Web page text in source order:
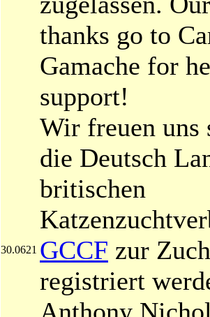
thanks go to
Gamache for
support!
30.0621
Wir freuen uns
die Deutsch
britischen
GCCF zur
registriert